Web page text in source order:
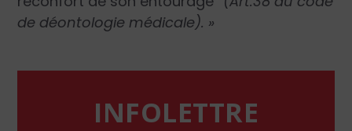
de déontologie médicale). »
INFOLETTRE